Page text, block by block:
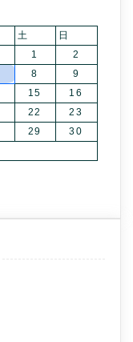
土
日
1
2
8
9
15
16
22
23
29
30